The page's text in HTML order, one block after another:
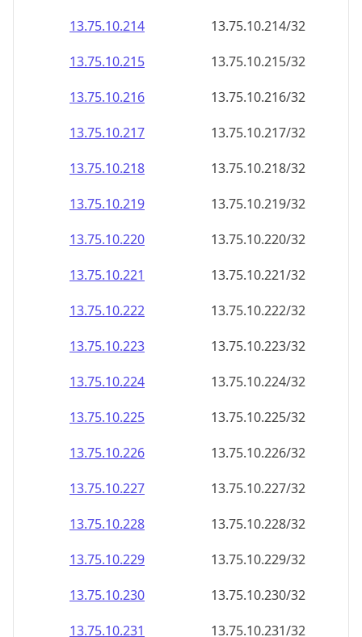
13.75.10.214
13.75.10.214/32
13.75.10.215
13.75.10.215/32
13.75.10.216
13.75.10.216/32
13.75.10.217
13.75.10.217/32
13.75.10.218
13.75.10.218/32
13.75.10.219
13.75.10.219/32
13.75.10.220
13.75.10.220/32
13.75.10.221
13.75.10.221/32
13.75.10.222
13.75.10.222/32
13.75.10.223
13.75.10.223/32
13.75.10.224
13.75.10.224/32
13.75.10.225
13.75.10.225/32
13.75.10.226
13.75.10.226/32
13.75.10.227
13.75.10.227/32
13.75.10.228
13.75.10.228/32
13.75.10.229
13.75.10.229/32
13.75.10.230
13.75.10.230/32
13.75.10.231
13.75.10.231/32